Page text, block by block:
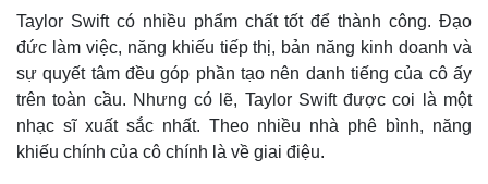
Taylor Swift có nhiều phẩm chất tốt để thành công. Đạo
đức làm việc, năng khiếu tiếp thị, bản năng kinh doanh và
sự quyết tâm đều góp phần tạo nên danh tiếng của cô ấy
trên toàn cầu. Nhưng có lẽ, Taylor Swift được coi là một
nhạc sĩ xuất sắc nhất. Theo nhiều nhà phê bình, năng
khiếu chính của cô chính là về giai điệu.